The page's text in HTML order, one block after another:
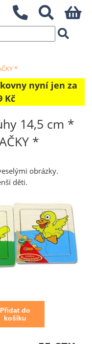
*
nyní jen za
Kč
14,5 cm *
*
obrázky.
děti.